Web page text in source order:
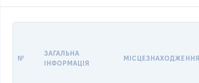
№
ЗАГАЛЬНА
ІНФОРМАЦІЯ
МІСЦЕЗНАХОДЖЕННЯ